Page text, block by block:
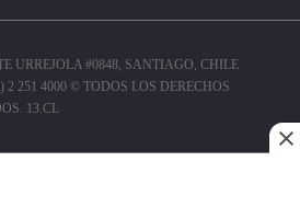
URREJOLA #0848, SANTIAGO, CHILE
2 251 4000 © TODOS LOS DERECHOS
13.CL